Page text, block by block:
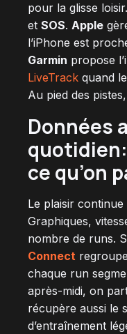
pour la glisse
et SOS. Apple
l’iPhone est
Garmin propose
LiveTrack quand
Au pied des
Données
quotidien:
ce qu’on
Le plaisir
Graphiques,
nombre de runs.
Connect
chaque run
après-midi, on
récupère aussi le
d’entraînement